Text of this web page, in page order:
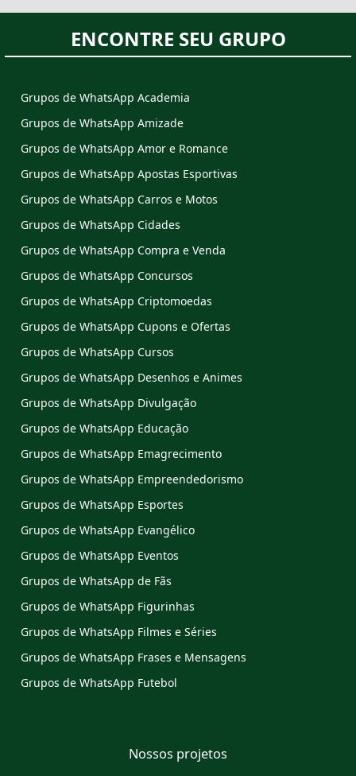
ENCONTRE SEU GRUPO
Grupos de WhatsApp Academia
Grupos de WhatsApp Amizade
Grupos de WhatsApp Amor e Romance
Grupos de WhatsApp Apostas Esportivas
Grupos de WhatsApp Carros e Motos
Grupos de WhatsApp Cidades
Grupos de WhatsApp Compra e Venda
Grupos de WhatsApp Concursos
Grupos de WhatsApp Criptomoedas
Grupos de WhatsApp Cupons e Ofertas
Grupos de WhatsApp Cursos
Grupos de WhatsApp Desenhos e Animes
Grupos de WhatsApp Divulgação
Grupos de WhatsApp Educação
Grupos de WhatsApp Emagrecimento
Grupos de WhatsApp Empreendedorismo
Grupos de WhatsApp Esportes
Grupos de WhatsApp Evangélico
Grupos de WhatsApp Eventos
Grupos de WhatsApp de Fãs
Grupos de WhatsApp Figurinhas
Grupos de WhatsApp Filmes e Séries
Grupos de WhatsApp Frases e Mensagens
Grupos de WhatsApp Futebol
Nossos projetos